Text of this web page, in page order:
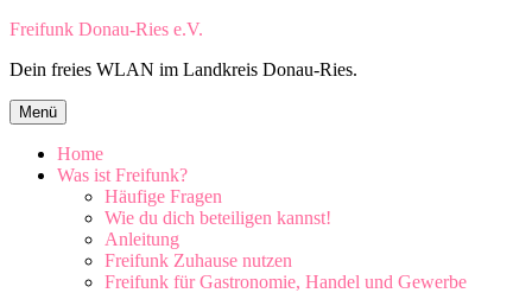
Zum
springen
Freifunk Donau-Ries e.V.
Dein freies WLAN im Landkreis Donau-Ries.
Menü Zum
Inhalt
springen
Home
Was ist Freifunk?
Häufige Fragen
Wie du dich beteiligen kannst!
Anleitung
Freifunk Zuhause nutzen
Freifunk für Gastronomie, Handel und Gewerbe